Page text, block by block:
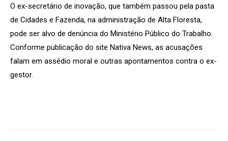
O ex-secretário de inovação, que também passou pela pasta
de Cidades e Fazenda, na administração de Alta Floresta,
pode ser alvo de denúncia do Ministério Público do Trabalho.
Conforme publicação do site Nativa News, as acusações
falam em assédio moral e outras apontamentos contra o ex-
gestor.